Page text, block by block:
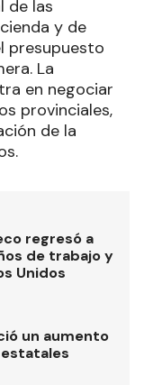
de las
y de
presupuesto
La
en negociar
provinciales,
de la
regresó a
de trabajo y
Unidos
un aumento
estatales